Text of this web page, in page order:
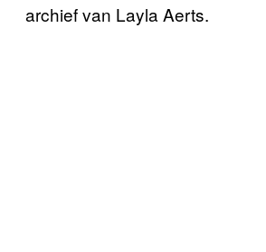
archief van Layla Aerts.